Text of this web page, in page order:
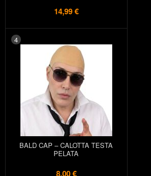
14,99 €
4
BALD CAP – CALOTTA TESTA
PELATA
8,00 €